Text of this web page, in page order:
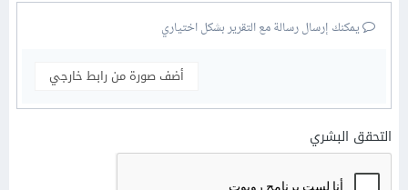
يمكنك إرسال رسالة مع التقرير بشكل اختياري
أضف صورة من رابط خارجي
التحقق البشري